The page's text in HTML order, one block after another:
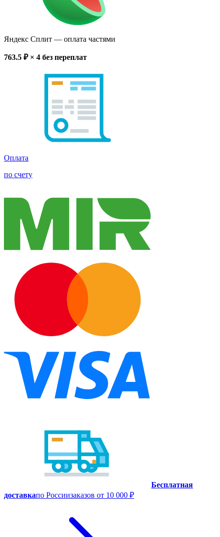
Яндекс Сплит — оплата частями
763.5 ₽ × 4 без переплат
Оплата
по счету
Бесплатная
доставкапо Россиизаказов от 10 000 ₽